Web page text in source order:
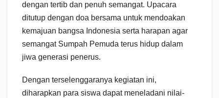
dengan tertib dan penuh semangat. Upacara
ditutup dengan doa bersama untuk mendoakan
kemajuan bangsa Indonesia serta harapan agar
semangat Sumpah Pemuda terus hidup dalam
jiwa generasi penerus.
Dengan terselenggaranya kegiatan ini,
diharapkan para siswa dapat meneladani nilai-